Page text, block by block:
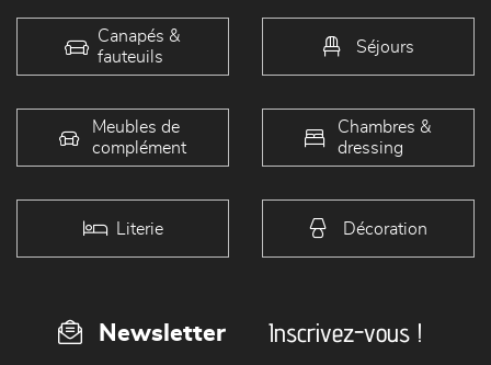
Canapés &
fauteuils
Séjours
Meubles de
complément
Chambres &
dressing
Literie Décoration
Newsletter Inscrivez-vous !